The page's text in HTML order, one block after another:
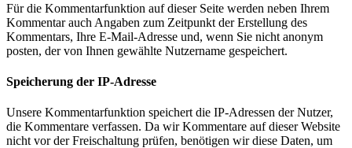
Für die Kommentarfunktion auf dieser Seite werden neben Ihrem
Kommentar auch Angaben zum Zeitpunkt der Erstellung des
Kommentars, Ihre E-Mail-Adresse und, wenn Sie nicht anonym
posten, der von Ihnen gewählte Nutzername gespeichert.
Speicherung der IP-Adresse
Unsere Kommentarfunktion speichert die IP-Adressen der Nutzer,
die Kommentare verfassen. Da wir Kommentare auf dieser Website
nicht vor der Freischaltung prüfen, benötigen wir diese Daten, um